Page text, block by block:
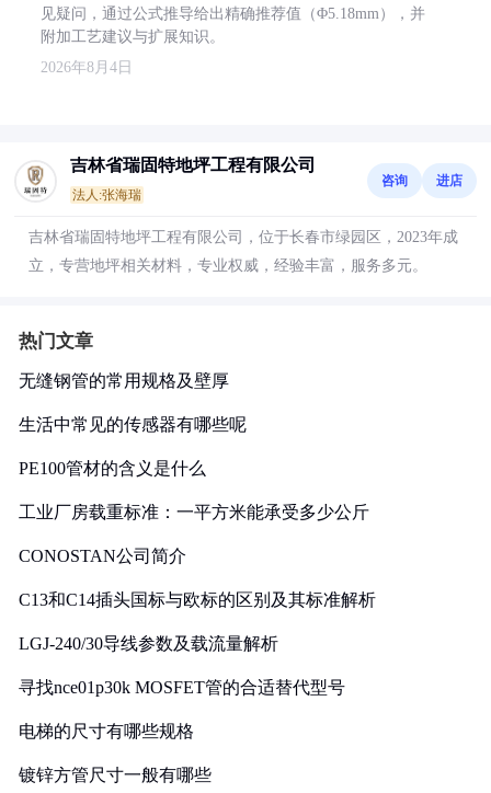
见疑问，通过公式推导给出精确推荐值（Φ5.18mm），并
附加工艺建议与扩展知识。
2026年8月4日
吉林省瑞固特地坪工程有限公司
法人:张海瑞
咨询 进店
吉林省瑞固特地坪工程有限公司，位于长春市绿园区，2023年成
立，专营地坪相关材料，专业权威，经验丰富，服务多元。
热门文章
无缝钢管的常用规格及壁厚
生活中常见的传感器有哪些呢
PE100管材的含义是什么
工业厂房载重标准：一平方米能承受多少公斤
CONOSTAN公司简介
C13和C14插头国标与欧标的区别及其标准解析
LGJ-240/30导线参数及载流量解析
寻找nce01p30k MOSFET管的合适替代型号
电梯的尺寸有哪些规格
镀锌方管尺寸一般有哪些